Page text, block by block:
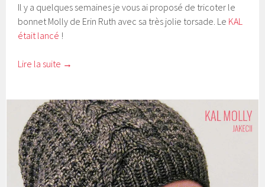
Il y a quelques semaines je vous ai proposé de tricoter le
bonnet Molly de Erin Ruth avec sa très jolie torsade. Le KAL
était lancé !
Lire la suite →